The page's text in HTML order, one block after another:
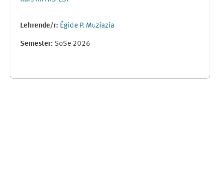
Lehrende/r: Égide P. Muziazia
Semester: SoSe 2026